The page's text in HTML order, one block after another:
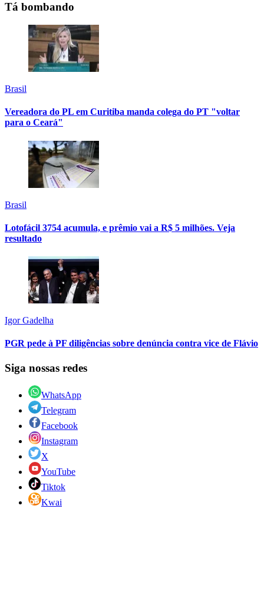
Tá bombando
Brasil
Vereadora do PL em Curitiba manda colega do PT "voltar
para o Ceará"
Brasil
Lotofácil 3754 acumula, e prêmio vai a R$ 5 milhões. Veja
resultado
Igor Gadelha
PGR pede à PF diligências sobre denúncia contra vice de Flávio
Siga nossas redes
WhatsApp
Telegram
Facebook
Instagram
X
YouTube
Tiktok
Kwai